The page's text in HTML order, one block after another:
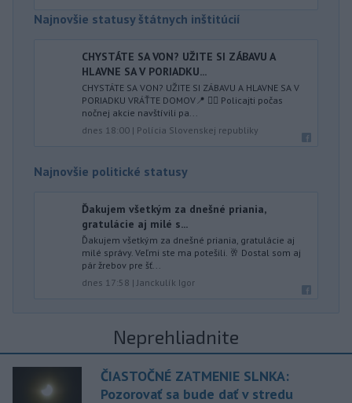
Najnovšie statusy štátnych inštitúcií
CHYSTÁTE SA VON? UŽITE SI ZÁBAVU A
HLAVNE SA V PORIADKU...
CHYSTÁTE SA VON? UŽITE SI ZÁBAVU A HLAVNE SA V
PORIADKU VRÁŤTE DOMOV📍 👮‍♂️ Policajti počas
nočnej akcie navštívili pa...
dnes 18:00 | Polícia Slovenskej republiky
Najnovšie politické statusy
Ďakujem všetkým za dnešné priania,
gratulácie aj milé s...
Ďakujem všetkým za dnešné priania, gratulácie aj
milé správy. Veľmi ste ma potešili. 🥂 Dostal som aj
pár žrebov pre šť...
dnes 17:58 | Janckulík Igor
Neprehliadnite
ČIASTOČNÉ ZATMENIE SLNKA:
Pozorovať sa bude dať v stredu